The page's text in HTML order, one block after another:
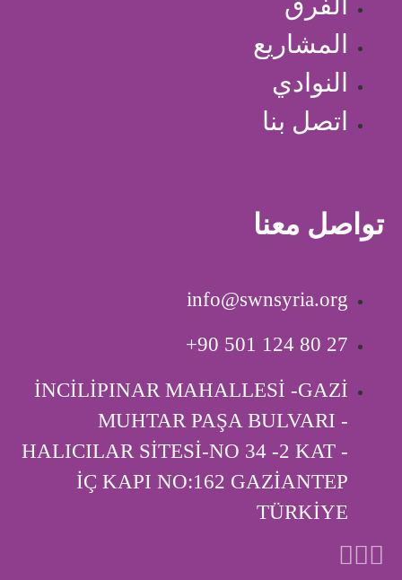
المشاريع
النوادي
اتصل بنا
تواصل معنا
info@swnsyria.org
‎+90 501 124 80 27
İNCİLİPINAR MAHALLESİ -GAZİ
MUHTAR PAŞA BULVARI -
HALICILAR SİTESİ-NO 34 -2 KAT -
İÇ KAPI ‎NO:162 GAZİANTEP
TÜRKİYE